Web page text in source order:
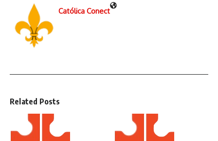
Católica Conect
Related Posts